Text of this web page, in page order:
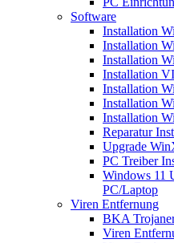
Software
Installation
Installation
Installation
Installation
Installation
Installation
Installation
Reparatur
Upgrade
PC Treiber
Windows 11
PC/Laptop
Viren Entfernung
BKA
Viren